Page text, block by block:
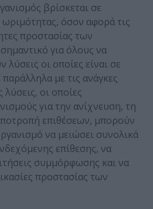
βρίσκεται σε
όσον αφορά τις
προστασίας των
για όλους να
οι οποίες είναι σε
με τις ανάγκες
οι οποίες
για την ανίχνευση, τη
επιθέσεων, μπορούν
να μειώσει συνολικά
επίθεσης, να
συμμόρφωσης και να
προστασίας των